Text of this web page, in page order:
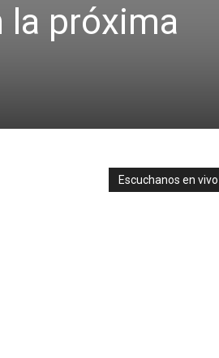
la próxima
Escuchanos en vivo